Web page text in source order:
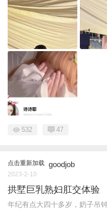
532 47
点击重新加载 goodjob
2023-2-10
拱墅巨乳熟妇肛交体验
年纪有点大四十多岁，奶子吊